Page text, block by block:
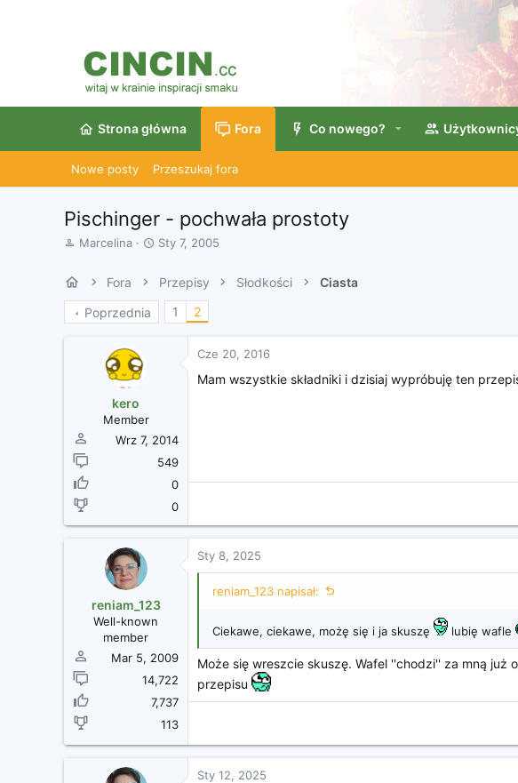
Strona główna Fora Co nowego?
Nowe posty Przeszukaj fora
Pischinger - pochwała prostoty
A
r
w
Marcelina
D
a
r
o
c
a
Sty 7, 2005
Fora Przepisy Słodkości
Ciasta
Poprzednia
1 2
kero
Member
Wrz 7, 2014
549
0
0
Cze 20, 2016
Mam wszystkie składniki i dzisiaj wypróbuję ten
reniam_123
Well-known
member
Mar 5, 2009
14,722
7,737
113
Sty 8, 2025
reniam_123 napisał:
Ciekawe, ciekawe, możę się i ja skuszę lubię wafle
Może się wreszcie skuszę. Wafel ''chodzi'' za mną
przepisu
Sty 12, 2025